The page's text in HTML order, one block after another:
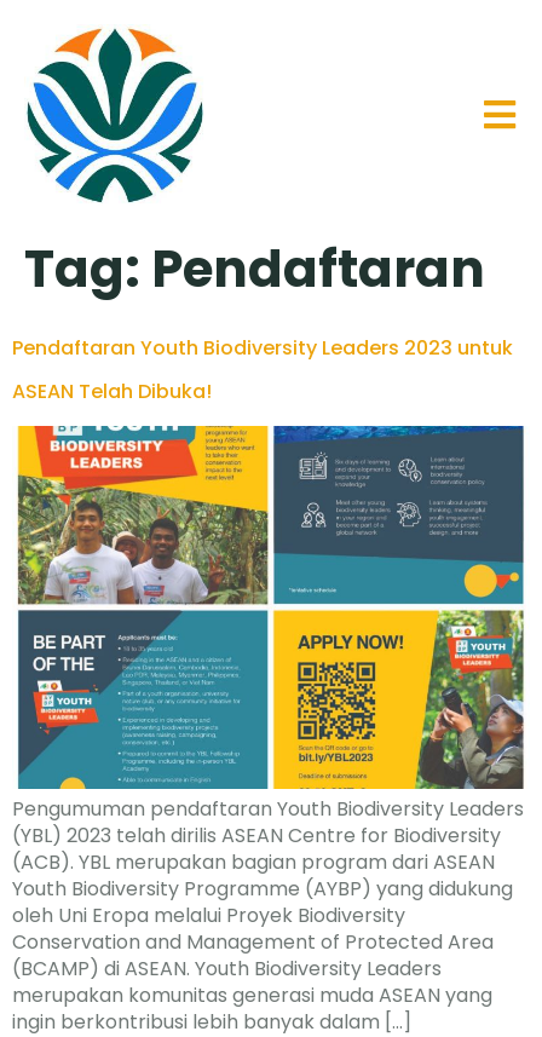
Tag: Pendaftaran
Pendaftaran Youth Biodiversity Leaders 2023 untuk
ASEAN Telah Dibuka!
Pengumuman pendaftaran Youth Biodiversity Leaders
(YBL) 2023 telah dirilis ASEAN Centre for Biodiversity
(ACB). YBL merupakan bagian program dari ASEAN
Youth Biodiversity Programme (AYBP) yang didukung
oleh Uni Eropa melalui Proyek Biodiversity
Conservation and Management of Protected Area
(BCAMP) di ASEAN. Youth Biodiversity Leaders
merupakan komunitas generasi muda ASEAN yang
ingin berkontribusi lebih banyak dalam […]